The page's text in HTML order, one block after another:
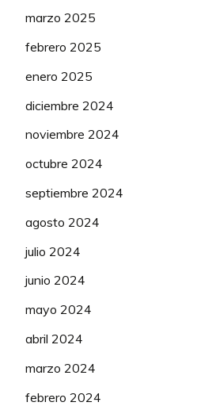
marzo 2025
febrero 2025
enero 2025
diciembre 2024
noviembre 2024
octubre 2024
septiembre 2024
agosto 2024
julio 2024
junio 2024
mayo 2024
abril 2024
marzo 2024
febrero 2024